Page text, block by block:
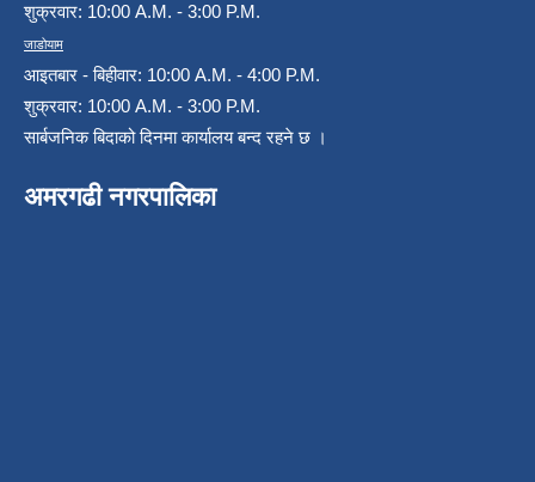
शुक्रवार: 10:00 A.M. - 3:00 P.M.
जाडोयाम
आइतबार - बिहीवार: 10:00 A.M. - 4:00 P.M.
शुक्रवार: 10:00 A.M. - 3:00 P.M.
सार्बजनिक बिदाको दिनमा कार्यालय बन्द रहने छ ।
अमरगढी नगरपालिका